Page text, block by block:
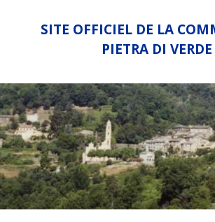
SITE OFFICIEL DE LA
PIETRA DI VERDE